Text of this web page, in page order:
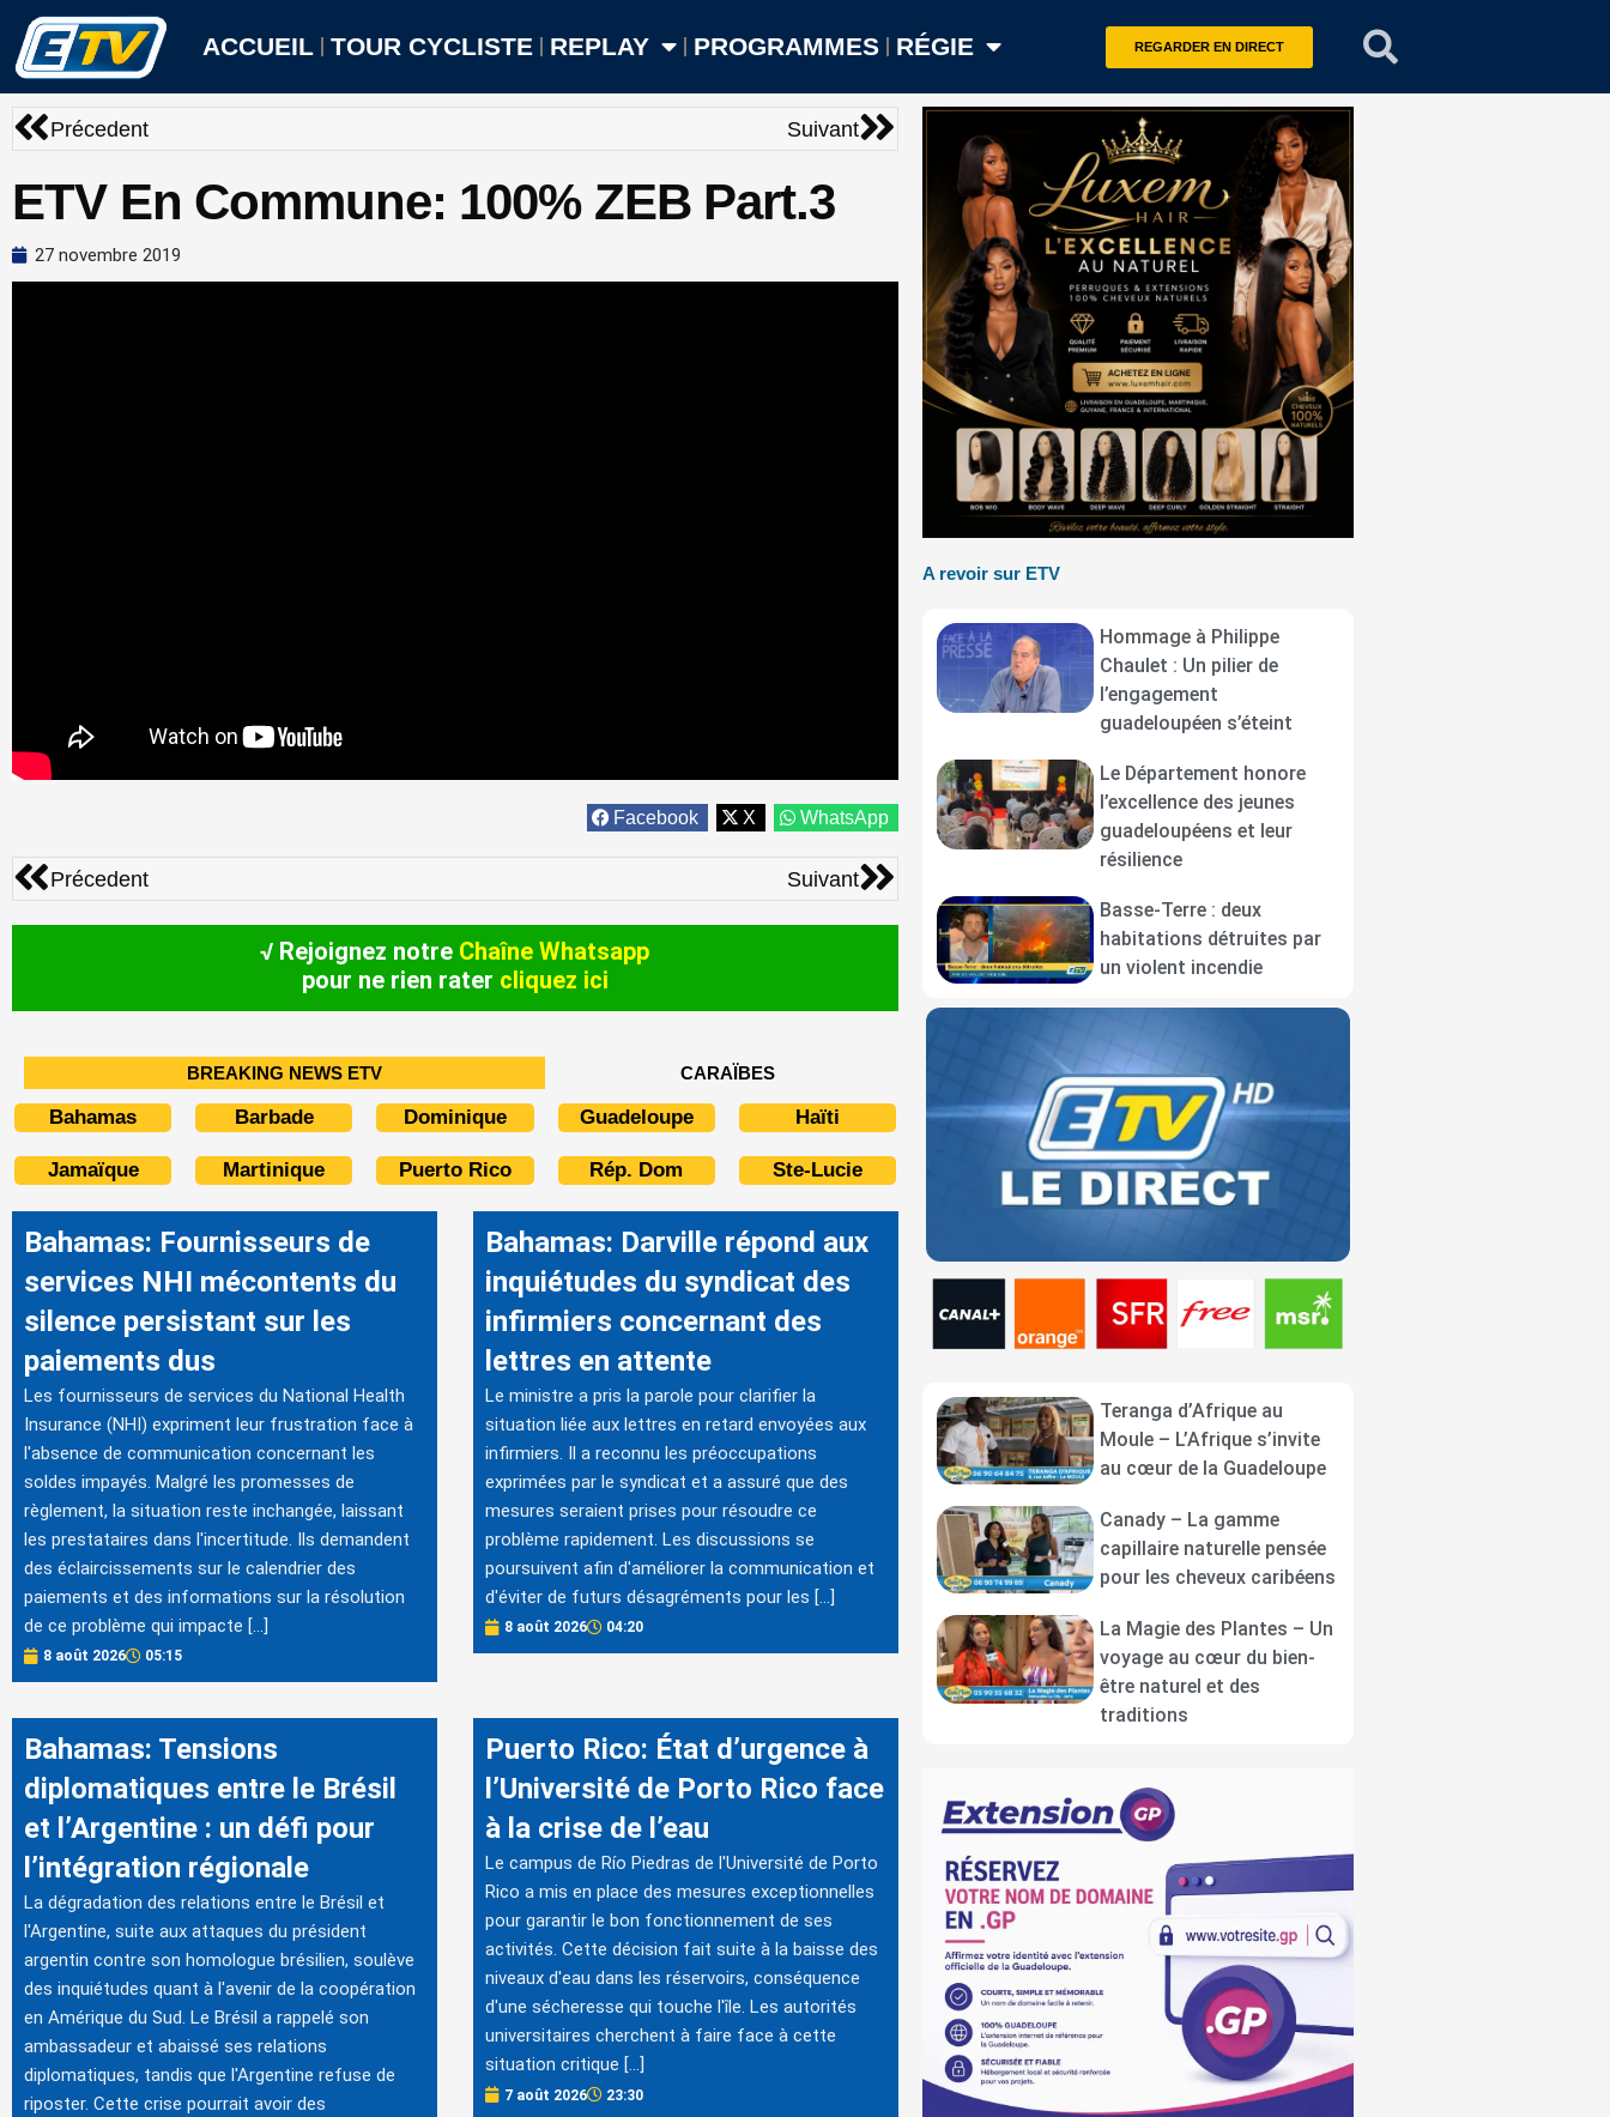
Aller
contenu
ACCUEIL TOUR CYCLISTE REPLAY PROGRAMMES RÉGIE REGARDER EN DIRECT
Précédent
Précedent SuivantSuivant
ETV En Commune: 100% ZEB Part.3
27 novembre 2019
Facebook X WhatsApp
Précédent
Précedent SuivantSuivant
√ Rejoignez notre Chaîne Whatsapp
pour ne rien rater cliquez ici
BREAKING NEWS ETV CARAÏBES
Bahamas Barbade Dominique Guadeloupe Haïti
Jamaïque Martinique Puerto Rico Rép. Dom Ste-Lucie
Bahamas: Fournisseurs de
services NHI mécontents du
silence persistant sur les
paiements dus
Les fournisseurs de services du National Health
Insurance (NHI) expriment leur frustration face à
l'absence de communication concernant les
soldes impayés. Malgré les promesses de
règlement, la situation reste inchangée, laissant
les prestataires dans l'incertitude. Ils demandent
des éclaircissements sur le calendrier des
paiements et des informations sur la résolution
de ce problème qui impacte […]
8 août 2026 05:15
Bahamas: Darville répond aux
inquiétudes du syndicat des
infirmiers concernant des
lettres en attente
Le ministre a pris la parole pour clarifier la
situation liée aux lettres en retard envoyées aux
infirmiers. Il a reconnu les préoccupations
exprimées par le syndicat et a assuré que des
mesures seraient prises pour résoudre ce
problème rapidement. Les discussions se
poursuivent afin d'améliorer la communication et
d'éviter de futurs désagréments pour les […]
8 août 2026 04:20
Bahamas: Tensions
diplomatiques entre le Brésil
et l’Argentine : un défi pour
l’intégration régionale
La dégradation des relations entre le Brésil et
l'Argentine, suite aux attaques du président
argentin contre son homologue brésilien, soulève
des inquiétudes quant à l'avenir de la coopération
en Amérique du Sud. Le Brésil a rappelé son
ambassadeur et abaissé ses relations
diplomatiques, tandis que l'Argentine refuse de
riposter. Cette crise pourrait avoir des
Puerto Rico: État d’urgence à
l’Université de Porto Rico face
à la crise de l’eau
Le campus de Río Piedras de l'Université de Porto
Rico a mis en place des mesures exceptionnelles
pour garantir le bon fonctionnement de ses
activités. Cette décision fait suite à la baisse des
niveaux d'eau dans les réservoirs, conséquence
d'une sécheresse qui touche l'île. Les autorités
universitaires cherchent à faire face à cette
situation critique […]
7 août 2026 23:30
A revoir sur ETV
Hommage à Philippe
Chaulet : Un pilier de
l’engagement
guadeloupéen s’éteint
Le Département honore
l’excellence des jeunes
guadeloupéens et leur
résilience
Basse-Terre : deux
habitations détruites par
un violent incendie
Teranga d’Afrique au
Moule – L’Afrique s’invite
au cœur de la Guadeloupe
Canady – La gamme
capillaire naturelle pensée
pour les cheveux caribéens
La Magie des Plantes – Un
voyage au cœur du bien-
être naturel et des
traditions